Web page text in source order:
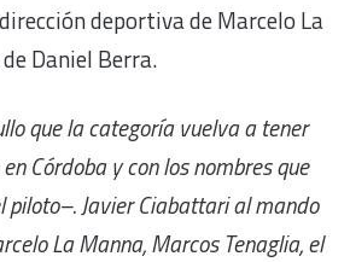
deportiva de Marcelo La
Daniel Berra.
que la categoría vuelva a tener
Córdoba y con los nombres que
Javier Ciabattari al mando
La Manna, Marcos Tenaglia, el